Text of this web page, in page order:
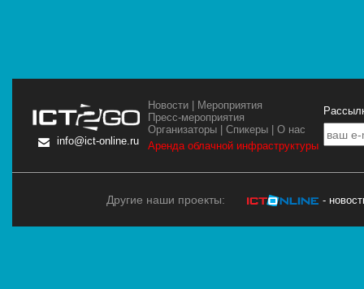
info@ict-online.ru
Новости
Мероприятия
Пресс-мероприятия
Организаторы |Спикеры |О нас
Аренда облачной инфраструктуры
Другие наши проекты: -